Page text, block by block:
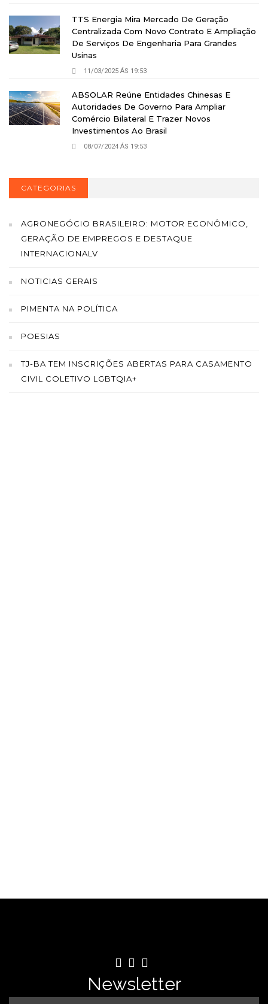
TTS Energia Mira Mercado De Geração
Centralizada Com Novo Contrato E Ampliação
De Serviços De Engenharia Para Grandes
Usinas
11/03/2025 ÁS 19:53
ABSOLAR Reúne Entidades Chinesas E
Autoridades De Governo Para Ampliar
Comércio Bilateral E Trazer Novos
Investimentos Ao Brasil
08/07/2024 ÁS 19:53
CATEGORIAS
AGRONEGÓCIO BRASILEIRO: MOTOR ECONÔMICO,
GERAÇÃO DE EMPREGOS E DESTAQUE
INTERNACIONALV
NOTICIAS GERAIS
PIMENTA NA POLÍTICA
POESIAS
TJ-BA TEM INSCRIÇÕES ABERTAS PARA CASAMENTO
CIVIL COLETIVO LGBTQIA+
Newsletter